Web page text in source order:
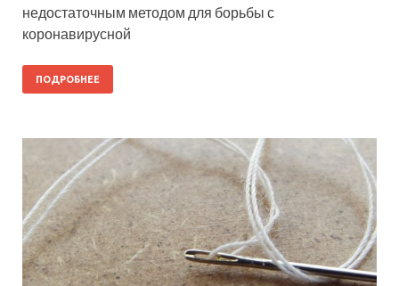
недостаточным методом для борьбы с
коронавирусной
ПОДРОБНЕЕ